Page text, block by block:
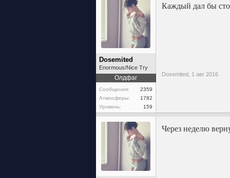
Dosemited
Enormous/Nice Try
Олдфаг
Сообщения:
2359
Атмосферы:
1782
Уровень:
159
Каждый дал бы
Dosemited, 1 авг 2016
Через неделю